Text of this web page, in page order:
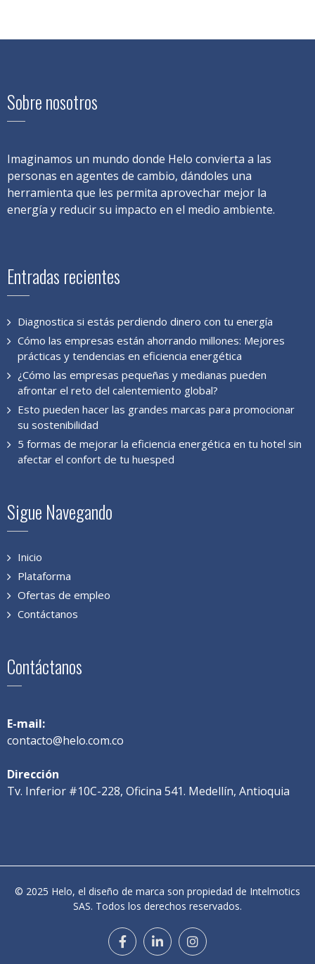
Sobre nosotros
Imaginamos un mundo donde Helo convierta a las
personas en agentes de cambio, dándoles una
herramienta que les permita aprovechar mejor la
energía y reducir su impacto en el medio ambiente.
Entradas recientes
Diagnostica si estás perdiendo dinero con tu energía
Cómo las empresas están ahorrando millones: Mejores
prácticas y tendencias en eficiencia energética
¿Cómo las empresas pequeñas y medianas pueden
afrontar el reto del calentemiento global?
Esto pueden hacer las grandes marcas para promocionar
su sostenibilidad
5 formas de mejorar la eficiencia energética en tu hotel sin
afectar el confort de tu huesped
Sigue Navegando
Inicio
Plataforma
Ofertas de empleo
Contáctanos
Contáctanos
E-mail:
contacto@helo.com.co
Dirección
Tv. Inferior #10C-228, Oficina 541. Medellín, Antioquia
© 2025 Helo, el diseño de marca son propiedad de Intelmotics
SAS. Todos los derechos reservados.